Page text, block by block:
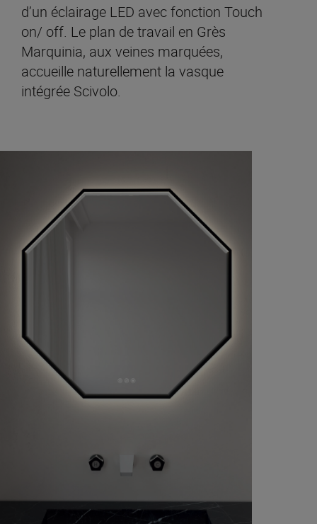
d’un éclairage LED avec fonction Touch
on/ off. Le plan de travail en Grès
Marquinia, aux veines marquées,
accueille naturellement la vasque
intégrée Scivolo.